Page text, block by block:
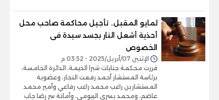
لمايو المقبل.. تأجيل محاكمة صاحب محل
أحذية أشعل النار بجسد سيدة فى
الخصوص
الإثنين 07/أبريل/2025 - 03:52 م
قررت محكمة جنايات شبرا الخيمة، الدائرة الخامسة،
برئاسة المستشار أحمد رفعت النجار، وعضوية
المستشارين راغب محمد راغب رفاعي وأمير محمد
عاصم، ومحمد يسري البيومي، وأمانة سر رضا جاب